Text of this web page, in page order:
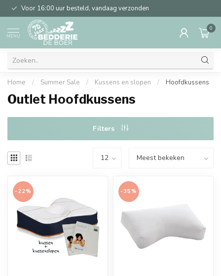
Voor 16:00 uur besteld, vandaag verzonden
MENU
0
Home / Summer Sale / Kussens en slopen / Hoofdkussens
Outlet Hoofdkussens
Filters
-22% -35%